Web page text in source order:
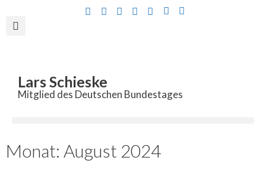
Lars Schieske
Mitglied des Deutschen Bundestages
Monat: August 2024